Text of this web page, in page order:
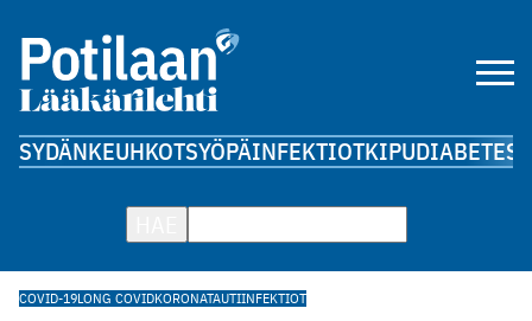
SYDÄNKEUHKOTSYÖPÄINFEKTIOTKIPUDIABETES
COVID-19LONG COVIDKORONATAUTIINFEKTIOT